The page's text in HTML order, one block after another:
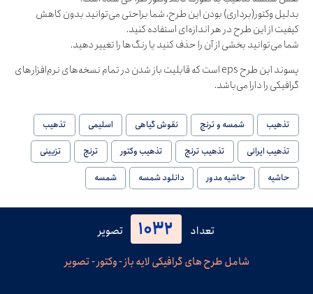
بدلیل وکتور(برداری) بودن این طرح، شما براحتی می‌توانید بدون کاهش
کیفیت از این طرح در هر اندازه‌ای استفاده کنید.
شما می‌توانید بخشی از آن را حذف کنید یا رنگ‌ها را تغییر دهید.
پسوند این طرح eps است که قابلیت باز شدن در تمام نسخه‌های نرم‌افزارهای
گرافیکی را دارا می‌باشد.
تذهیب شمسه و ترنج نقوش گیاهی اسلیمی
تذهیب
تذهیب ایرانی
تذهیب ترنج تذهیب وکتور ترنج
تزیینی
حاشیه
حاشیه مدور دانلود شمسه شمسه
تعداد 1032
تصویر
شامل طرح های گرافیکی لایه باز - وکتور - تصویر